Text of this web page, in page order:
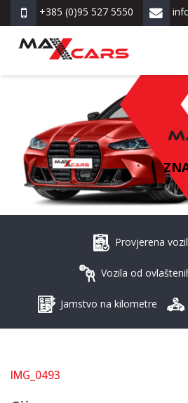
+385 (0)95 527 5550
Provjerena
Vozila od
Jamstvo na kilometre
IMG_0493